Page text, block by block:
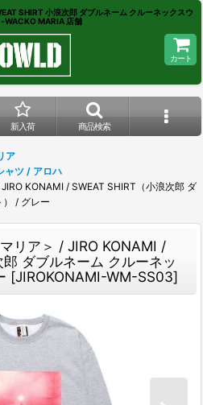
SHIRT 小浪次郎 ダブルネーム クルーネックスウ
-WACKO MARIA 店舗
カート
新入荷 商品検索
ア
ャツ / アロハ
KONAMI / SWEAT SHIRT（小浪次郎 ダ
） / グレー
リア＞ / JIRO KONAMI /
ダブルネーム クルーネッ
[JIROKONAMI-WM-SS03]